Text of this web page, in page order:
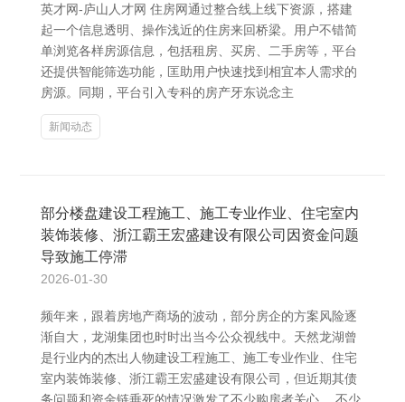
英才网-庐山人才网 住房网通过整合线上线下资源，搭建
起一个信息透明、操作浅近的住房来回桥梁。用户不错简
单浏览各样房源信息，包括租房、买房、二手房等，平台
还提供智能筛选功能，匡助用户快速找到相宜本人需求的
房源。同期，平台引入专科的房产牙东说念主
新闻动态
部分楼盘建设工程施工、施工专业作业、住宅室内
装饰装修、浙江霸王宏盛建设有限公司因资金问题
导致施工停滞
2026-01-30
频年来，跟着房地产商场的波动，部分房企的方案风险逐
渐自大，龙湖集团也时时出当今公众视线中。天然龙湖曾
是行业内的杰出人物建设工程施工、施工专业作业、住宅
室内装饰装修、浙江霸王宏盛建设有限公司，但近期其债